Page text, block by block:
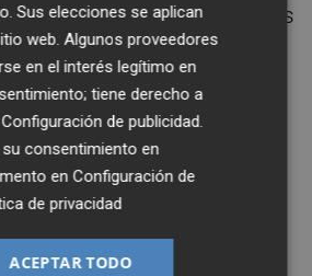
tercer trimestre. Según sus
nacionales aumentarán
las exportaciones se
horquilla de entre el -3%
la facturación global
y el 1%, hasta los 4.800
y la producción entre un
los 420 millones de
Por último, el empleo
Sus elecciones se aplican
web. Algunos proveedores
en el interés legítimo en
tiene derecho a
Configuración de publicidad
consentimiento en
enConfiguración de
de privacidad
ACEPTAR TODO